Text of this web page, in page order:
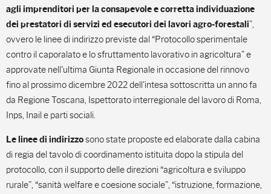
agli imprenditori per la consapevole e corretta individuazione
dei prestatori di servizi ed esecutori dei lavori agro-forestali”,
ovvero le linee di indirizzo previste dal “Protocollo sperimentale
contro il caporalato e lo sfruttamento lavorativo in agricoltura” e
approvate nell'ultima Giunta Regionale in occasione del rinnovo
fino al prossimo dicembre 2022 dell'intesa sottoscritta un anno fa
da Regione Toscana, Ispettorato interregionale del lavoro di Roma,
Inps, Inail e parti sociali.
Le linee di indirizzosono state proposte ed elaborate dalla cabina
di regia del tavolo di coordinamento istituita dopo la stipula del
protocollo, con il supporto delle direzioni “agricoltura e sviluppo
rurale”, “sanità welfare e coesione sociale”, “istruzione, formazione,